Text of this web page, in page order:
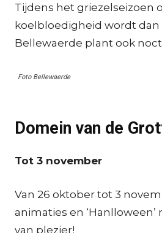
Tijdens het griezelseizoen
koelbloedigheid wordt dan
Bellewaerde plant ook
Foto Bellewaerde
Domein van de
Tot 3 november
Van 26 oktober tot 3
animaties en
van plezier!